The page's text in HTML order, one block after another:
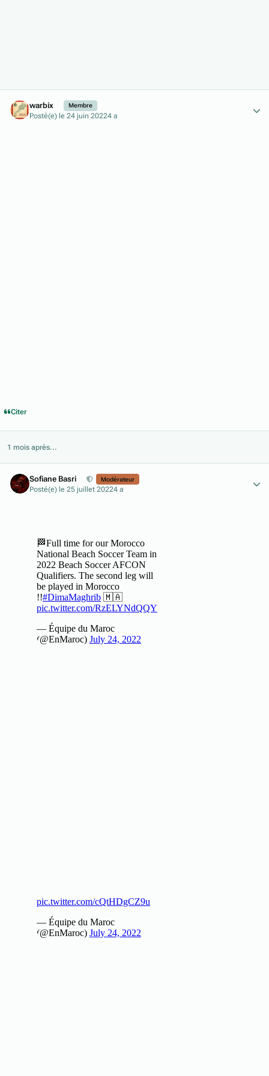
warbix Membre
Posté(e) le 24 juin 20224 a
Citer
1 mois après...
Sofiane Basri Modérateur
Posté(e) le 25 juillet 20224 a